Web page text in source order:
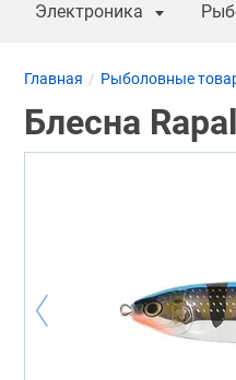
Электроника
Главная Рыболовные
Блесна